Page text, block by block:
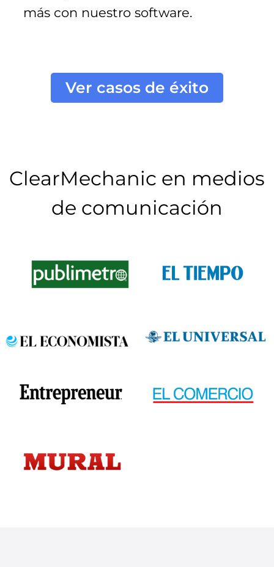
más con nuestro software.
Ver casos de éxito
ClearMechanic en medios
de comunicación